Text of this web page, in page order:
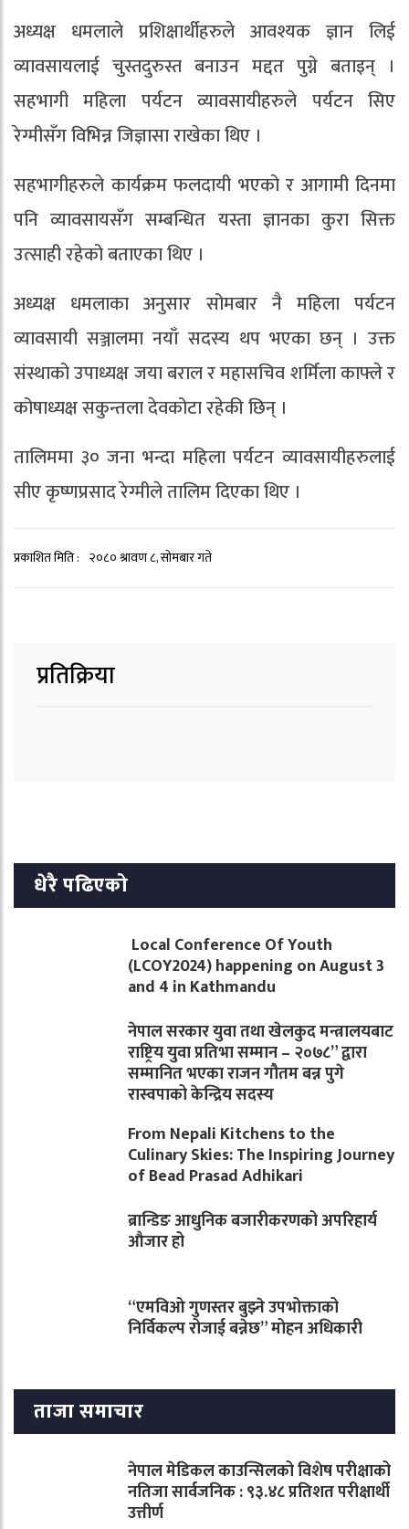
अध्यक्ष धमलाले प्रशिक्षार्थीहरुले आवश्यक ज्ञान लिई
व्यावसायलाई चुस्तदुरुस्त बनाउन मद्दत पुग्ने बताइन् ।
सहभागी महिला पर्यटन व्यावसायीहरुले पर्यटन सिए
रेग्मीसँग विभिन्न जिज्ञासा राखेका थिए ।
सहभागीहरुले कार्यक्रम फलदायी भएको र आगामी दिनमा
पनि व्यावसायसँग सम्बन्धित यस्ता ज्ञानका कुरा सिक्त
उत्साही रहेको बताएका थिए ।
अध्यक्ष धमलाका अनुसार सोमबार नै महिला पर्यटन
व्यावसायी सञ्जालमा नयाँ सदस्य थप भएका छन् । उक्त
संस्थाको उपाध्यक्ष जया बराल र महासचिव शर्मिला काफ्ले र
कोषाध्यक्ष सकुन्तला देवकोटा रहेकी छिन् ।
तालिममा ३० जना भन्दा महिला पर्यटन व्यावसायीहरुलाई
सीए कृष्णप्रसाद रेग्मीले तालिम दिएका थिए ।
प्रकाशित मिति : २०८० श्रावण ८, सोमबार गते
प्रतिक्रिया
धेरै पढिएको
Local Conference Of Youth
(LCOY2024) happening on August 3
and 4 in Kathmandu
नेपाल सरकार युवा तथा खेलकुद मन्त्रालयबाट
राष्ट्रिय युवा प्रतिभा सम्मान – २०७८” द्वारा
सम्मानित भएका राजन गौतम बन्न पुगे
रास्वपाको केन्द्रिय सदस्य
From Nepali Kitchens to the
Culinary Skies: The Inspiring Journey
of Bead Prasad Adhikari
ब्रान्डिङ आधुनिक बजारीकरणको अपरिहार्य
औजार हो
“एमविओ गुणस्तर बुझ्ने उपभोक्ताको
निर्विकल्प रोजाई बन्नेछ” मोहन अधिकारी
ताजा समाचार
नेपाल मेडिकल काउन्सिलको विशेष परीक्षाको
नतिजा सार्वजनिक : ९३.४८ प्रतिशत परीक्षार्थी
उत्तीर्ण